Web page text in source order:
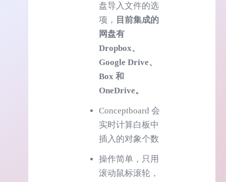
盘导入文件的选
项， 目前集成的
网盘有
Dropbox、
Google Drive、
Box 和
OneDrive。
Conceptboard 会
实时计算白板中
插入的对象个数
操作简单，只用
滚动鼠标滚轮，